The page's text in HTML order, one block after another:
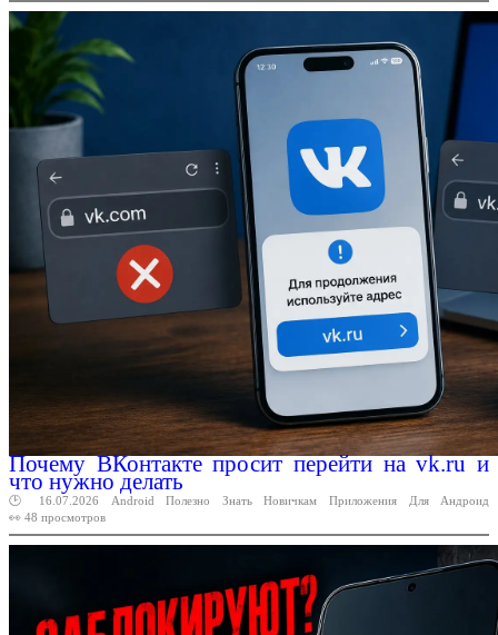
Почему ВКонтакте просит перейти на vk.ru и
что нужно делать
🕑 16.07.2026 Android Полезно Знать Новичкам Приложения Для
Андроид
👀 48 просмотров